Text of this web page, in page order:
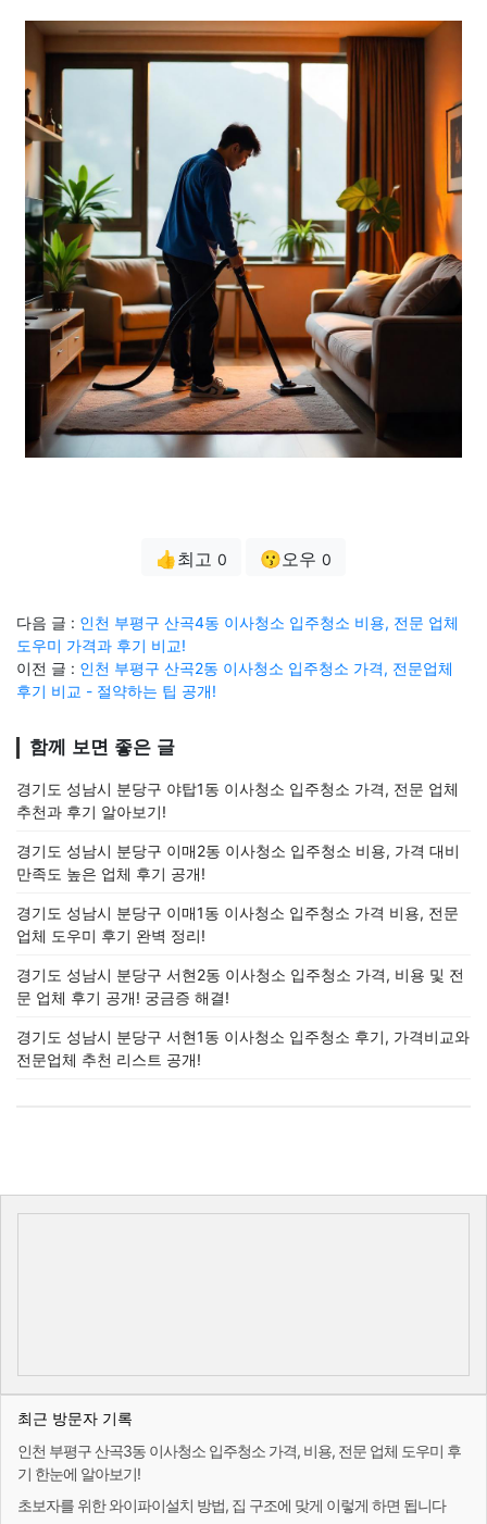
👍최고 0 😗오우 0
다음 글 : 인천 부평구 산곡4동 이사청소 입주청소 비용, 전문 업체
도우미 가격과 후기 비교!
이전 글 : 인천 부평구 산곡2동 이사청소 입주청소 가격, 전문업체
후기 비교 - 절약하는 팁 공개!
함께 보면 좋은 글
경기도 성남시 분당구 야탑1동 이사청소 입주청소 가격, 전문 업체
추천과 후기 알아보기!
경기도 성남시 분당구 이매2동 이사청소 입주청소 비용, 가격 대비
만족도 높은 업체 후기 공개!
경기도 성남시 분당구 이매1동 이사청소 입주청소 가격 비용, 전문
업체 도우미 후기 완벽 정리!
경기도 성남시 분당구 서현2동 이사청소 입주청소 가격, 비용 및 전
문 업체 후기 공개! 궁금증 해결!
경기도 성남시 분당구 서현1동 이사청소 입주청소 후기, 가격비교와
전문업체 추천 리스트 공개!
최근 방문자 기록
인천 부평구 산곡3동 이사청소 입주청소 가격, 비용, 전문 업체 도우미 후
기 한눈에 알아보기!
초보자를 위한 와이파이설치 방법, 집 구조에 맞게 이렇게 하면 됩니다